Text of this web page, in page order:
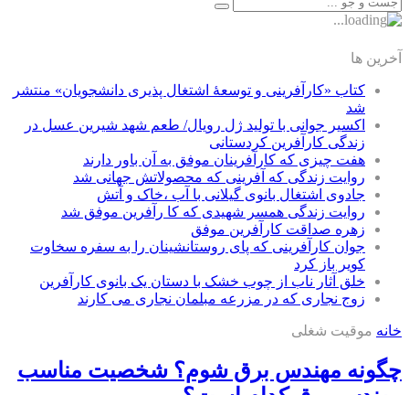
آخرین ها
کتاب «کارآفرینی و توسعۀ اشتغال پذیری دانشجویان» منتشر
شد
اکسیر جوانی با تولید ژل رویال/ طعم شهد شیرین عسل‌ در
زندگی کارآفرین کردستانی
هفت چیزی که کارآفرینان موفق به آن باور دارند
روایت زندگی که آفرینی که محصولاتش جهانی شد
جادوی اشتغال بانوی گیلانی با آب ،خاک و آتش
روایت زندگی همسر شهیدی که کا رآفرین موفق شد
زهره صداقت کارآفرین موفق
جوان کارآفرینی که پای روستانشینان را به سفره سخاوت
کویر باز کرد
خلق آثار ناب از چوب خشک با دستان یک بانوی کارآفرین
زوج نجاری که در مزرعه مبلمان نجاری می کارند
خانه موقیت شغلی
چگونه مهندس برق شوم؟ شخصیت مناسب